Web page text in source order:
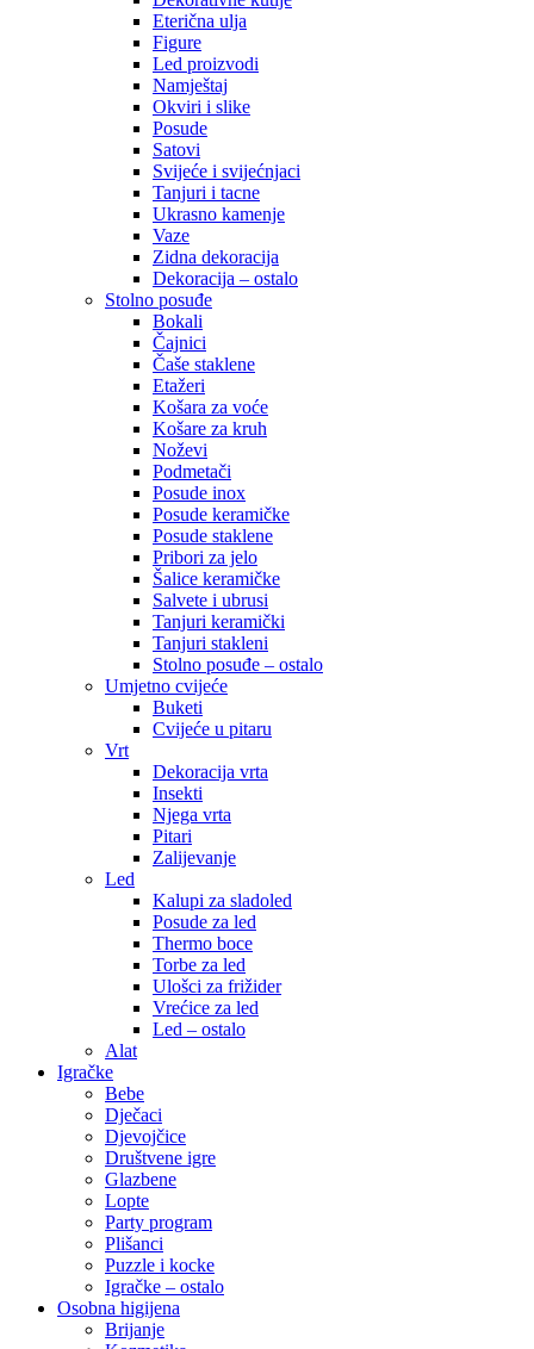
Eterična ulja
Figure
Led proizvodi
Namještaj
Okviri i slike
Posude
Satovi
Svijeće i svijećnjaci
Tanjuri i tacne
Ukrasno kamenje
Vaze
Zidna dekoracija
Dekoracija – ostalo
Stolno posuđe
Bokali
Čajnici
Čaše staklene
Etažeri
Košara za voće
Košare za kruh
Noževi
Podmetači
Posude inox
Posude keramičke
Posude staklene
Pribori za jelo
Šalice keramičke
Salvete i ubrusi
Tanjuri keramički
Tanjuri stakleni
Stolno posuđe – ostalo
Umjetno cvijeće
Buketi
Cvijeće u pitaru
Vrt
Dekoracija vrta
Insekti
Njega vrta
Pitari
Zalijevanje
Led
Kalupi za sladoled
Posude za led
Thermo boce
Torbe za led
Ulošci za frižider
Vrećice za led
Led – ostalo
Alat
Igračke
Bebe
Dječaci
Djevojčice
Društvene igre
Glazbene
Lopte
Party program
Plišanci
Puzzle i kocke
Igračke – ostalo
Osobna higijena
Brijanje